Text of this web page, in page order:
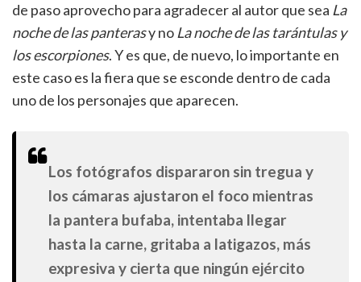
de paso aprovecho para agradecer al autor que sea La
noche de las panterasy no La noche de las tarántulas y
los escorpiones. Y es que, de nuevo, lo importante en
este caso es la fiera que se esconde dentro de cada
uno de los personajes que aparecen.
Los fotógrafos dispararon sin tregua y
los cámaras ajustaron el foco mientras
la pantera bufaba, intentaba llegar
hasta la carne, gritaba a latigazos, más
expresiva y cierta que ningún ejército